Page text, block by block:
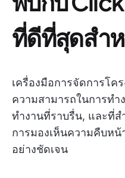
ที่ดีที่สุดสำ
เครื่องมือการจัดการโค
ความสามารถในการทำ
ทำงานที่ราบรื่น, และที่
การมองเห็นความคืบหน้
อย่างชัดเจน